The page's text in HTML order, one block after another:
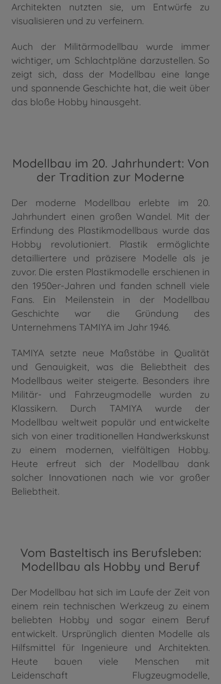
Architekten nutzten sie, um Entwürfe zu
visualisieren und zu verfeinern.
Auch der Militärmodellbau wurde immer
wichtiger, um Schlachtpläne darzustellen. So
zeigt sich, dass der Modellbau eine lange
und spannende Geschichte hat, die weit über
das bloße Hobby hinausgeht.
Modellbau im 20. Jahrhundert: Von
der Tradition zur Moderne
Der moderne Modellbau erlebte im 20.
Jahrhundert einen großen Wandel. Mit der
Erfindung des Plastikmodellbaus wurde das
Hobby revolutioniert. Plastik ermöglichte
detailliertere und präzisere Modelle als je
zuvor. Die ersten Plastikmodelle erschienen in
den 1950er-Jahren und fanden schnell viele
Fans. Ein Meilenstein in der Modellbau
Geschichte war die Gründung des
Unternehmens TAMIYA im Jahr 1946.
TAMIYA setzte neue Maßstäbe in Qualität
und Genauigkeit, was die Beliebtheit des
Modellbaus weiter steigerte. Besonders ihre
Militär- und Fahrzeugmodelle wurden zu
Klassikern. Durch TAMIYA wurde der
Modellbau weltweit populär und entwickelte
sich von einer traditionellen Handwerkskunst
zu einem modernen, vielfältigen Hobby.
Heute erfreut sich der Modellbau dank
solcher Innovationen nach wie vor großer
Beliebtheit.
Vom Basteltisch ins Berufsleben:
Modellbau als Hobby und Beruf
Der Modellbau hat sich im Laufe der Zeit von
einem rein technischen Werkzeug zu einem
beliebten Hobby und sogar einem Beruf
entwickelt. Ursprünglich dienten Modelle als
Hilfsmittel für Ingenieure und Architekten.
Heute bauen viele Menschen mit
Leidenschaft Flugzeugmodelle,